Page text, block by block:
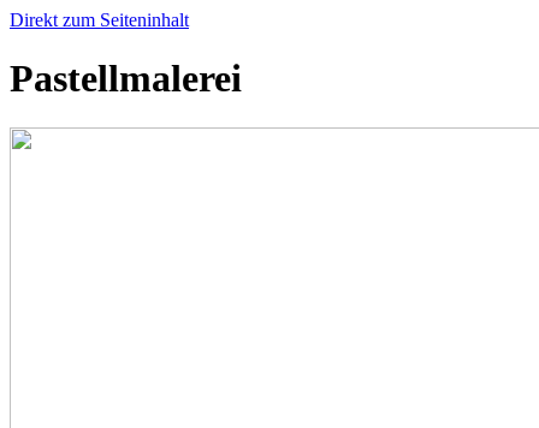
Direkt zum Seiteninhalt
Pastellmalerei